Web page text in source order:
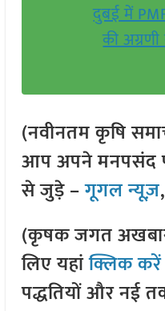
दुबई में
की
(नवीनतम कृषि
आप अपने मनपसंद
से जुड़े –गूगल न्यूज़
(कृषक जगत
लिए यहांक्लिक करें
पद्धतियों और नई